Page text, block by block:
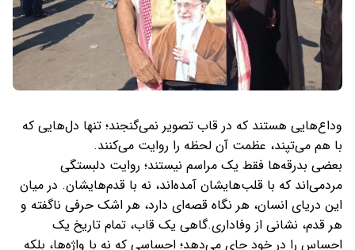
وداع‌هایی هستند که در قاب تصویر نمی‌گنجند؛ تنها دل‌هایی که
با هم می‌تپند، عظمت آن لحظه را روایت می‌کنند.
بعضی بدرقه‌ها فقط یک مراسم نیستند؛ روایت دلبستگی
مردمی‌اند که با قلب‌هایشان آمده‌اند، نه با قدم‌هایشان. در میان
این دریای انسان، هر نگاه قصه‌ای دارد، هر اشک حرفی ناگفته و
هر قدم، نشانی از وفاداری.گاهی یک قاب، تمام تاریخ یک
احساس را در خود جای می‌دهد؛ احساسی که نه با واژه‌ها، بلکه